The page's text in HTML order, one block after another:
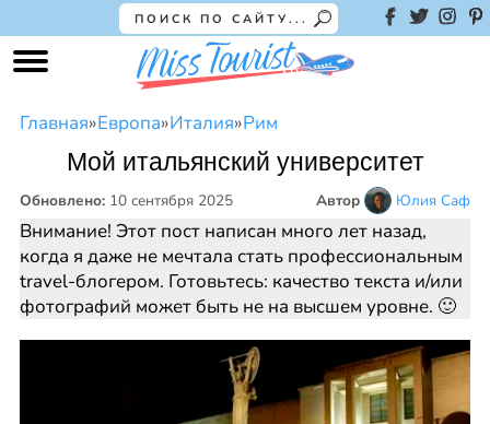
Главная»Европа»Италия»Рим
Мой итальянский университет
Обновлено:10 сентября 2025 Автор Юлия Саф
Внимание! Этот пост написан много лет назад,
когда я даже не мечтала стать профессиональным
travel-блогером. Готовьтесь: качество текста и/или
фотографий может быть не на высшем уровне. 🙂